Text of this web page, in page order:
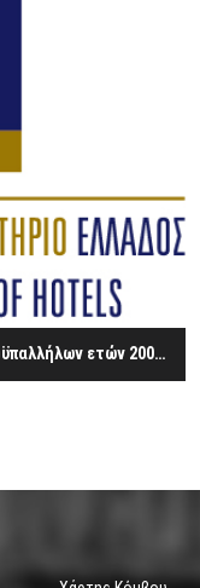
Συλλογική σύμβαση εργασίας ξενοδοχοϋπαλλήλων ετών 2008 & 2009